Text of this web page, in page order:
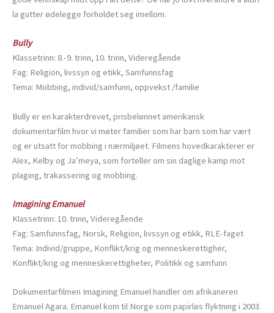
la gutter ødelegge forholdet seg imellom.
Bully
Klassetrinn: 8.-9. trinn, 10. trinn, Videregående
Fag: Religion, livssyn og etikk, Samfunnsfag
Tema: Mobbing, individ/samfunn, oppvekst /familie
Bully er en karakterdrevet, prisbelønnet amerikansk
dokumentarfilm hvor vi møter familier som har barn som har vært
og er utsatt for mobbing i nærmiljøet. Filmens hovedkarakterer er
Alex, Kelby og Ja’meya, som forteller om sin daglige kamp mot
plaging, trakassering og mobbing.
Imagining Emanuel
Klassetrinn: 10. trinn, Videregående
Fag: Samfunnsfag, Norsk, Religion, livssyn og etikk, RLE-faget
Tema: Individ/gruppe, Konflikt/krig og menneskerettigher,
Konflikt/krig og menneskerettigheter, Politikk og samfunn
Dokumentarfilmen Imagining Emanuel handler om afrikaneren
Emanuel Agara. Emanuel kom til Norge som papirløs flyktning i 2003.